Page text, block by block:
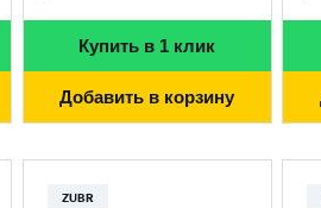
Купить в 1 клик
Добавить в корзину
ZUBR